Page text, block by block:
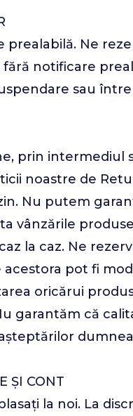
Ne
notificare
sau
prin
noastre de
Nu putem
vânzările
la caz. Ne
pot fi
oricărui
garantăm că
ȘI CONT
la noi. La